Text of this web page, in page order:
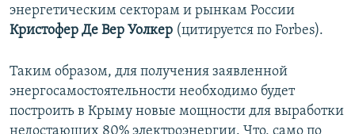
энергетическим секторам и рынкам России
Кристофер Де Вер Уолкер (цитируется по Forbes).
Таким образом, для получения заявленной
энергосамостоятельности необходимо будет
построить в Крыму новые мощности для выработки